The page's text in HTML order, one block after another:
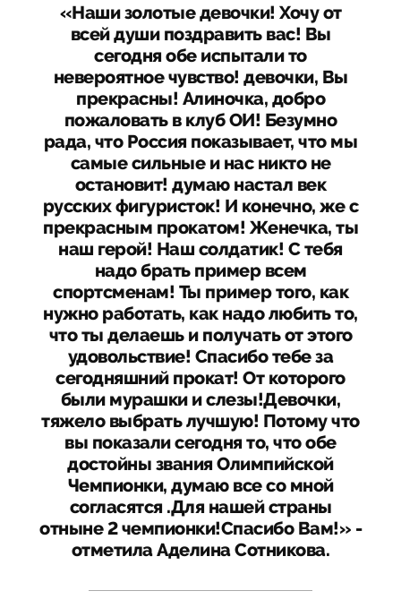
«Наши золотые девочки! Хочу от
всей души поздравить вас! Вы
сегодня обе испытали то
невероятное чувство! девочки, Вы
прекрасны! Алиночка, добро
пожаловать в клуб ОИ! Безумно
рада, что Россия показывает, что мы
самые сильные и нас никто не
остановит! думаю настал век
русских фигуристок! И конечно, же с
прекрасным прокатом! Женечка, ты
наш герой! Наш солдатик! С тебя
надо брать пример всем
спортсменам! Ты пример того, как
нужно работать, как надо любить то,
что ты делаешь и получать от этого
удовольствие! Спасибо тебе за
сегодняшний прокат! От которого
были мурашки и слезы!Девочки,
тяжело выбрать лучшую! Потому что
вы показали сегодня то, что обе
достойны звания Олимпийской
Чемпионки, думаю все со мной
согласятся .Для нашей страны
отныне 2 чемпионки!Спасибо Вам!» -
отметила Аделина Сотникова.